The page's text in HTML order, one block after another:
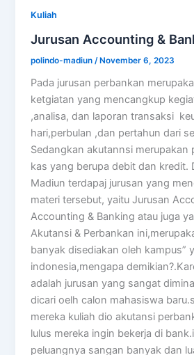
Kuliah
Jurusan Accounting &
polindo-madiun /November 6, 2023
Pada jurusan perbankan
ketgiatan yang mencangkup
,analisa, dan laporan transaksi
hari,perbulan ,dan pertahun dari
Sedangkan akutannsi merupakan
kas yang berupa debit dan kredit.
Madiun terdapaj jurusan yang
materi tersebut, yaitu Jurusan
Accounting & Banking atau juga
Akutansi & Perbankan
banyak disediakan oleh kampus”
indonesia,mengapa
adalah jurusan yang sangat
dicari oelh calon mahasiswa
mereka kuliah dio akutansi
lulus mereka ingin bekerja di
peluangnya sangan banyak dan